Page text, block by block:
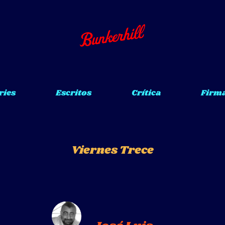
Escritos Crítica
Viernes Trece